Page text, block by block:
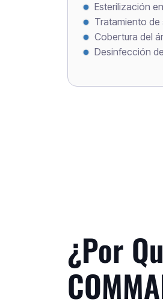
Esterilización
Tratamiento
Cobertura del
Desinfección
¿Por